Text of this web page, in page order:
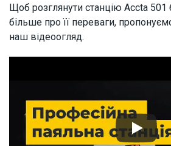
Щоб розглянути станцію Accta 501
більше про її переваги,
наш відеоогляд.